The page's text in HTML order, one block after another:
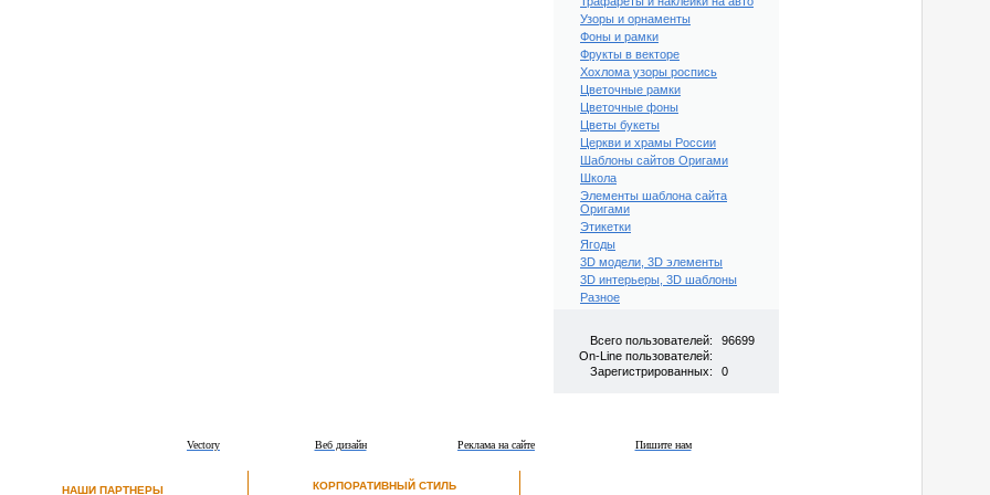
Узоры и орнаменты
Фоны и рамки
Фрукты в векторе
Хохлома узоры роспись
Цветочные рамки
Цветочные фоны
Цветы букеты
Церкви и храмы России
Шаблоны сайтов Оригами
Школа
Элементы шаблона сайта
Оригами
Этикетки
Ягоды
3D модели, 3D элементы
3D интерьеры, 3D шаблоны
Разное
Всего пользователей:
96699
On-Line пользователей:
Зарегистрированных:
0
Пишите нам
Реклама на сайте
Веб дизайн
Vectory
НАШИ ПАРТНЕРЫ КОРПОРАТИВНЫЙ СТИЛЬ